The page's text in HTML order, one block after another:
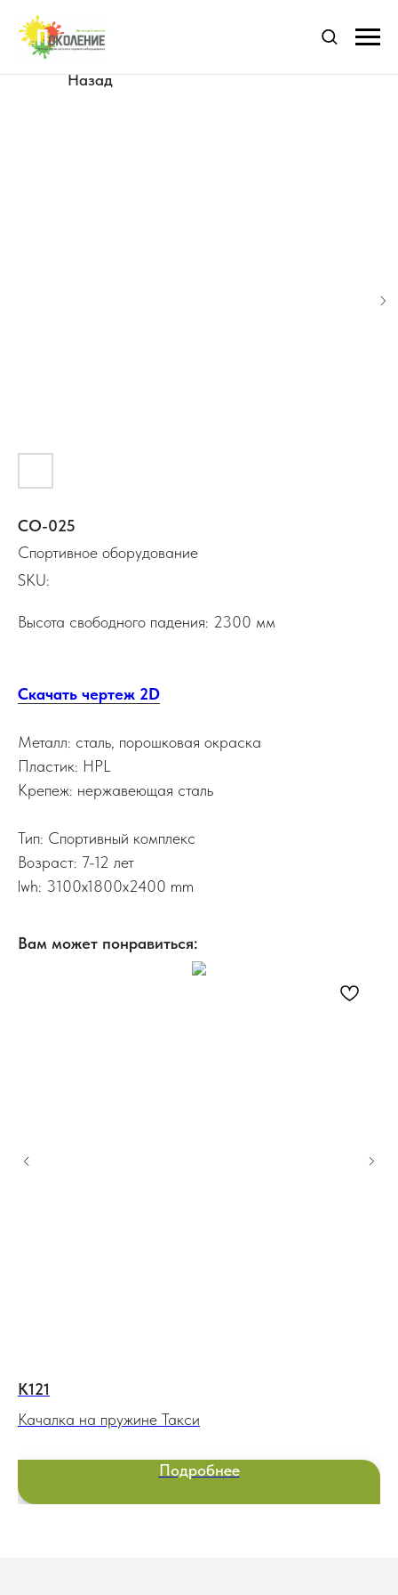
Назад
СО-025
Спортивное оборудование
SKU:
Высота свободного падения: 2300 мм
Скачать чертеж 2D
Металл: сталь, порошковая окраска
Пластик: HPL
Крепеж: нержавеющая сталь
Тип: Спортивный комплекс
Возраст: 7-12 лет
lwh: 3100x1800x2400 mm
Вам может понравиться:
К121
Качалка на пружине Такси
Подробнее